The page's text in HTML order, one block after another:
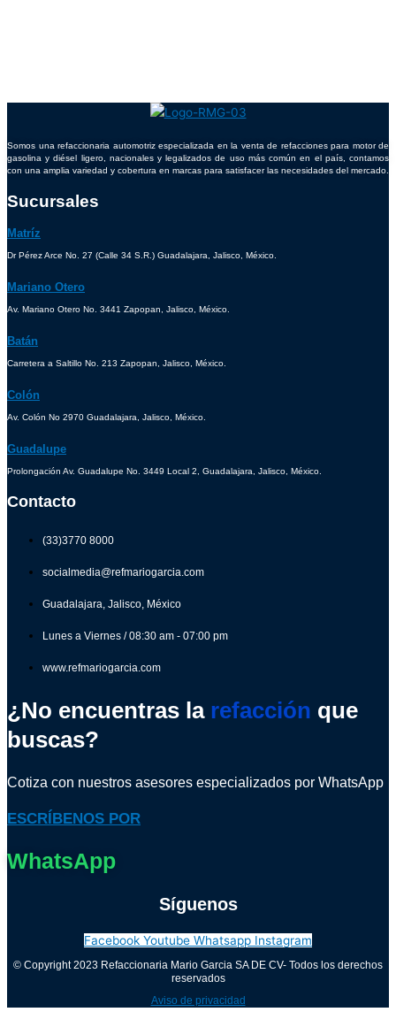
Somos una refaccionaria automotriz especializada en la venta de refacciones para motor de
gasolina y diésel ligero, nacionales y legalizados de uso más común en el país, contamos
con una amplia variedad y cobertura en marcas para satisfacer las necesidades del mercado.
Sucursales
Matríz
Dr Pérez Arce No. 27 (Calle 34 S.R.) Guadalajara, Jalisco, México.
Mariano Otero
Av. Mariano Otero No. 3441 Zapopan, Jalisco, México.
Batán
Carretera a Saltillo No. 213 Zapopan, Jalisco, México.
Colón
Av. Colón No 2970 Guadalajara, Jalisco, México.
Guadalupe
Prolongación Av. Guadalupe No. 3449 Local 2, Guadalajara, Jalisco, México.
Contacto
(33)3770 8000
socialmedia@refmariogarcia.com
Guadalajara, Jalisco, México
Lunes a Viernes / 08:30 am - 07:00 pm
www.refmariogarcia.com
¿No encuentras la refacción que
buscas?
Cotiza con nuestros asesores especializados por WhatsApp
ESCRÍBENOS POR
WhatsApp
Síguenos
Facebook Youtube Whatsapp Instagram
© Copyright 2023 Refaccionaria Mario Garcia SA DE CV- Todos los derechos
reservados
Aviso de privacidad